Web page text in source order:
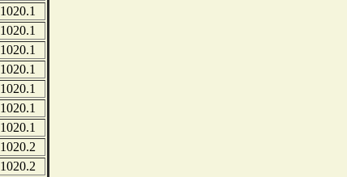
1020.1
1020.1
1020.1
1020.1
1020.1
1020.1
1020.1
1020.2
1020.2